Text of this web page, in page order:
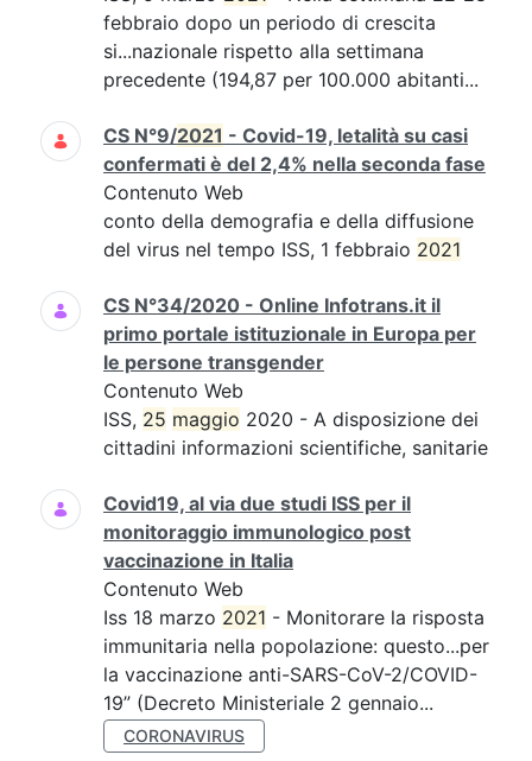
febbraio dopo un periodo di crescita
si...nazionale rispetto alla settimana
precedente (194,87 per 100.000 abitanti...
CS N°9/2021 - Covid-19, letalità su casi
confermati è del 2,4% nella seconda fase
Contenuto Web
conto della demografia e della diffusione
del virus nel tempo ISS, 1 febbraio 2021
CS N°34/2020 - Online Infotrans.it il
primo portale istituzionale in Europa per
le persone transgender
Contenuto Web
ISS, 25 maggio 2020 - A disposizione dei
cittadini informazioni scientifiche, sanitarie
Covid19, al via due studi ISS per il
monitoraggio immunologico post
vaccinazione in Italia
Contenuto Web
Iss 18 marzo 2021 - Monitorare la risposta
immunitaria nella popolazione: questo...per
la vaccinazione anti-SARS-CoV-2/COVID-
19” (Decreto Ministeriale 2 gennaio...
CORONAVIRUS